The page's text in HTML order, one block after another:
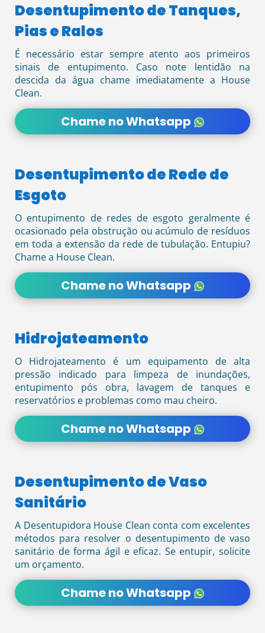
Desentupimento de Tanques,
Pias e Ralos
É necessário estar sempre atento aos primeiros
sinais de entupimento. Caso note lentidão na
descida da água chame imediatamente a House
Clean.
Chame no Whatsapp
Desentupimento de Rede de
Esgoto
O entupimento de redes de esgoto geralmente é
ocasionado pela obstrução ou acúmulo de resíduos
em toda a extensão da rede de tubulação. Entupiu?
Chame a House Clean.
Chame no Whatsapp
Hidrojateamento
O Hidrojateamento é um equipamento de alta
pressão indicado para limpeza de inundações,
entupimento pós obra, lavagem de tanques e
reservatórios e problemas como mau cheiro.
Chame no Whatsapp
Desentupimento de Vaso
Sanitário
A Desentupidora House Clean conta com excelentes
métodos para resolver o desentupimento de vaso
sanitário de forma ágil e eficaz. Se entupir, solicite
um orçamento.
Chame no Whatsapp